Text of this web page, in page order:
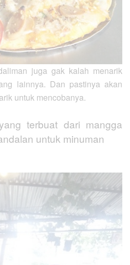
juga gak kalah menarik
lainnya. Dan pastinya akan
untuk mencobanya.
terbuat dari mangga
untuk minuman